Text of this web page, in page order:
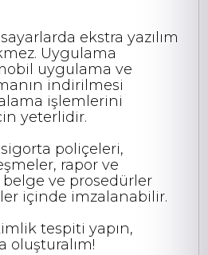
ekstra yazılım
Uygulama
uygulama ve
indirilmesi
işlemlerini
yeterlidir.
poliçeleri,
rapor ve
ve prosedürler
içinde imzalanabilir.
tespiti yapın,
oluşturalım!